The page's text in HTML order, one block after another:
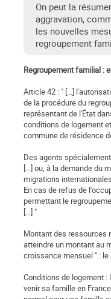
On peut la
aggravation,
les nouvelles
regroupement
Regroupement familial :
Article 42 : " [...]
de la procédure du
représentant de l'État
conditions de logement
commune de résidence
Des agents
[...] ou, à la demande du
migrations
En cas de refus de
permettant le
[...] "
Montant des ressources
atteindre un montant au
croissance mensuel " : le
Conditions de logement
venir sa famille en